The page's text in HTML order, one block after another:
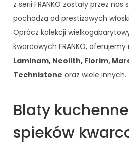
z serii FRANKO zostały przez
pochodzą od prestiżowych
Oprócz kolekcji
kwarcowych FRANKO, oferujemy
Laminam, Neolith, Florim,
Technistone oraz wiele innych.
Blaty
spieków